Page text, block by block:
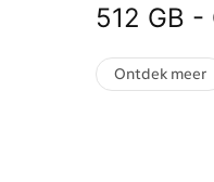
512 GB
Ontdek meer